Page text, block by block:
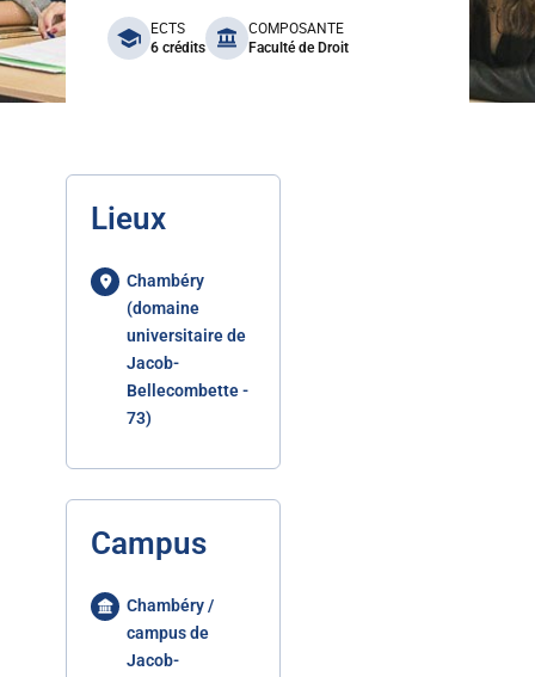
benefits
ECTS
6 crédits
COMPOSANTE
Faculté de Droit
Lieux
Chambéry
(domaine
universitaire de
Jacob-
Bellecombette -
73)
Campus
Chambéry /
campus de
Jacob-